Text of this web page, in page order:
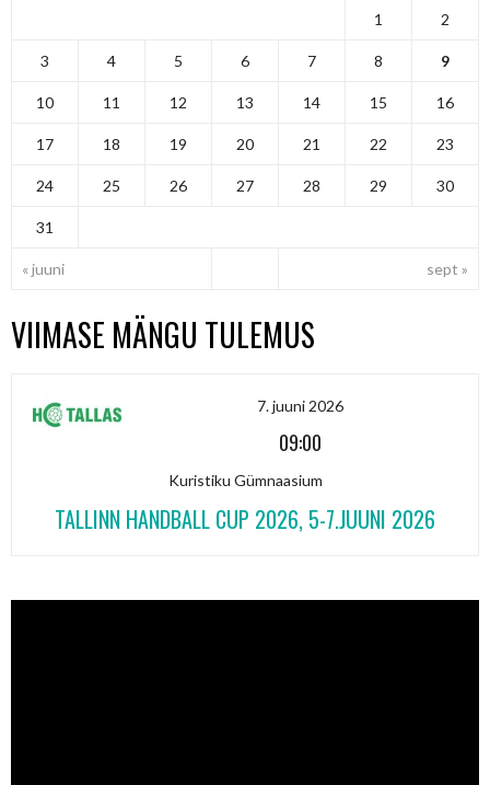
« juuni sept »
1 2
3 4 5 6 7 8 9
10 11 12 13 14 15 16
17 18 19 20 21 22 23
24 25 26 27 28 29 30
31
VIIMASE MÄNGU TULEMUS
7. juuni 2026
09:00
Kuristiku Gümnaasium
TALLINN HANDBALL CUP 2026, 5-7.JUUNI 2026